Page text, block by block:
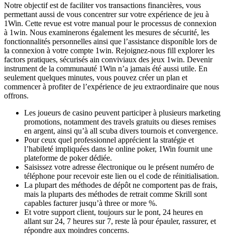
Notre objectif est de faciliter vos transactions financières, vous
permettant aussi de vous concentrer sur votre expérience de jeu à
1Win. Cette revue est votre manual pour le processus de connexion
à 1win. Nous examinerons également les mesures de sécurité, les
fonctionnalités personnelles ainsi que l’assistance disponible lors de
la connexion à votre compte 1win. Rejoignez-nous fill explorer les
factors pratiques, sécurisés ain conviviaux des jeux 1win. Devenir
instrument de la communauté 1Win n’a jamais été aussi utile. En
seulement quelques minutes, vous pouvez créer un plan et
commencer à profiter de l’expérience de jeu extraordinaire que nous
offrons.
Les joueurs de casino peuvent participer à plusieurs marketing
promotions, notamment des travels gratuits ou dieses remises
en argent, ainsi qu’à all scuba divers tournois et convergence.
Pour ceux quel professionnel apprécient la stratégie et
l’habileté impliquées dans le online poker, 1Win fournit une
plateforme de poker dédiée.
Saisissez votre adresse électronique ou le présent numéro de
téléphone pour recevoir este lien ou el code de réinitialisation.
La plupart des méthodes de dépôt ne comportent pas de frais,
mais la pluparts des méthodes de retrait comme Skrill sont
capables facturer jusqu’à three or more %.
Et votre support client, toujours sur le pont, 24 heures en
allant sur 24, 7 heures sur 7, reste là pour épauler, rassurer, et
répondre aux moindres concerns.